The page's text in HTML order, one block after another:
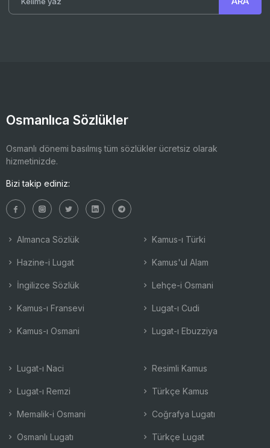
Osmanlıca Sözlükler
Osmanlı dönemi basılmış tüm sözlükler ücretsiz olarak
hizmetinizde.
Bizi takip ediniz:
Almanca Sözlük
Hazine-i Lugat
İngilizce Sözlük
Kamus-ı Fransevi
Kamus-ı Osmani
Kamus-ı Türki
Kamus'ul Alam
Lehçe-i Osmani
Lugat-ı Cudi
Lugat-ı Ebuzziya
Lugat-ı Naci
Lugat-ı Remzi
Memalik-i Osmani
Osmanlı Lugatı
Resimli Kamus
Türkçe Kamus
Coğrafya Lugatı
Türkçe Lugat